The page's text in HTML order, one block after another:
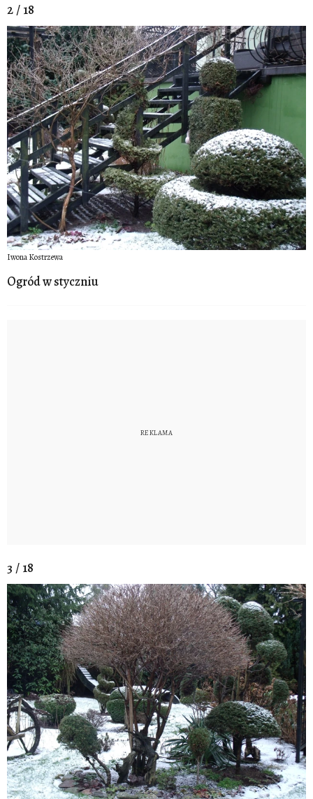
2 / 18
Iwona Kostrzewa
Ogród w styczniu
3 / 18